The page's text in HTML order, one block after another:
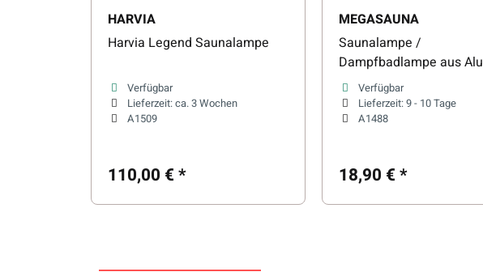
HARVIA
Harvia Legend Saunalampe
Verfügbar
Lieferzeit:ca. 3 Wochen
A1509
110,00 €*
MEGASAUNA
Saunalampe /
Dampfbadlampe aus
und Dichtung
Verfügbar
Lieferzeit:9 - 10 Tage
A1488
18,90 €*